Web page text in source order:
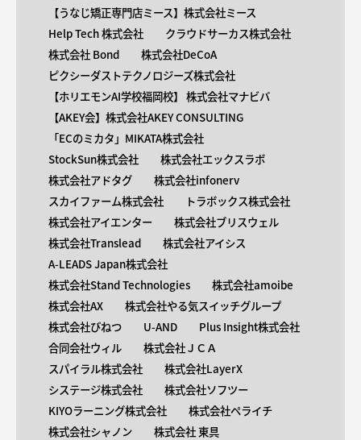
【​うなじ矯正専門店ミース】株式会社ミース
Help Tech 株式会社
クラウドサーカス株式会社
株式会社 Bond
株式会社DeCoA
ピクシーダストテクノロジーズ株式会社
【ホリエモンAI学校福岡校】 株式会社マナビバ
【AKEY会】株式会社AKEY CONSULTING
「ECのミカタ」MIKATA株式会社
StockSun株式会社
株式会社エックスラボ
株式会社アドタグ
株式会社infonerv
スカイファーム株式会社
トラボックス株式会社
株式会社アイエンター
株式会社ブリスウェル
株式会社Translead
株式会社アイシス
A-LEADS Japan株式会社
株式会社Stand Technologies
株式会社amoibe
株式会社AX
株式会社やる気スイッチグループ
株式会社びねつ
U-AND
Plus Insight株式会社
合同会社ウィル
株式会社ＪＣＡ
スパイラル株式会社
株式会社LayerX
システージ株式会社
株式会社ソフツー
KIYOラーニング株式会社
株式会社ペライチ
株式会社シャノン
株式会社 東具